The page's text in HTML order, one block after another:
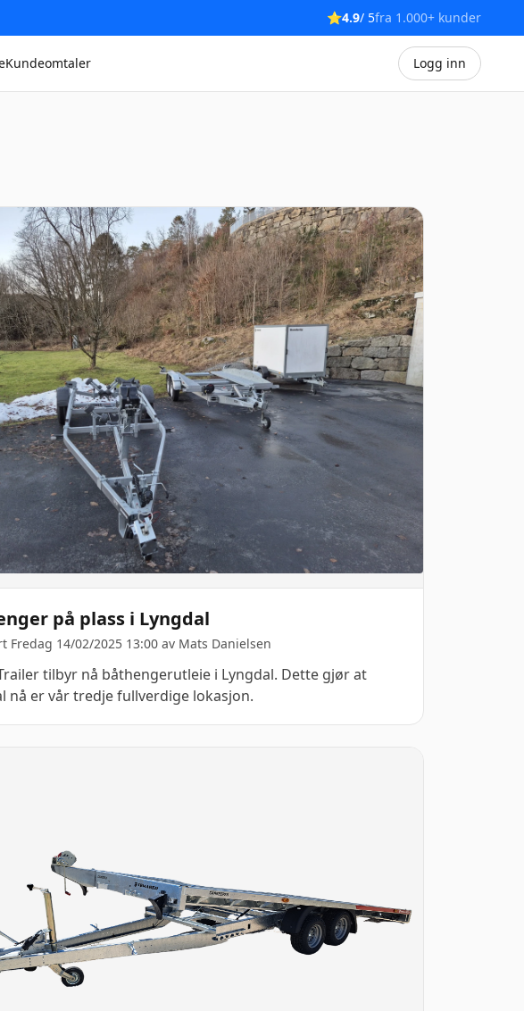
⭐4.9/ 5fra 1.000+ kunder
Kundeomtaler Logg inn
på plass i Lyngdal
Fredag 14/02/2025 13:00 av Mats Danielsen
tilbyr nå båthengerutleie i Lyngdal. Dette gjør at
nå er vår tredje fullverdige lokasjon.